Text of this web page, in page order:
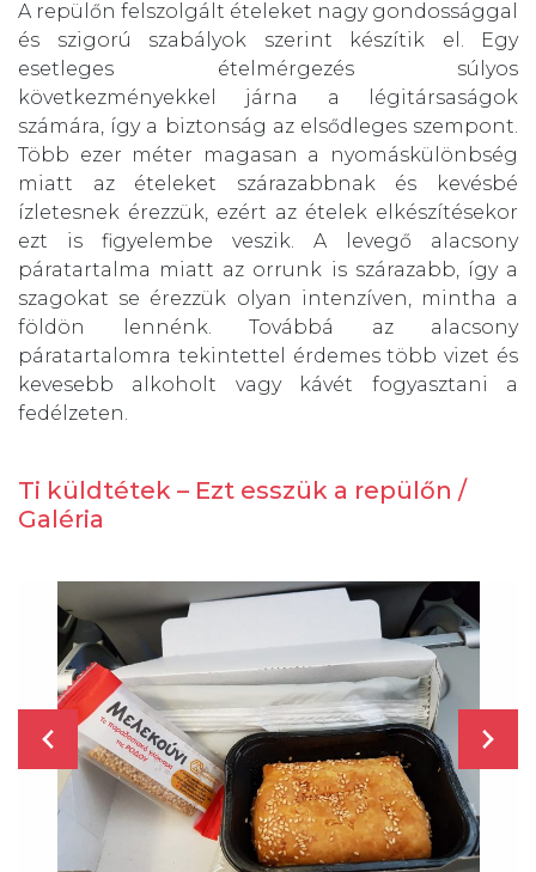
A repülőn felszolgált ételeket nagy gondossággal
és szigorú szabályok szerint készítik el. Egy
esetleges ételmérgezés súlyos
következményekkel járna a légitársaságok
számára, így a biztonság az elsődleges szempont.
Több ezer méter magasan a nyomáskülönbség
miatt az ételeket szárazabbnak és kevésbé
ízletesnek érezzük, ezért az ételek elkészítésekor
ezt is figyelembe veszik. A levegő alacsony
páratartalma miatt az orrunk is szárazabb, így a
szagokat se érezzük olyan intenzíven, mintha a
földön lennénk. Továbbá az alacsony
páratartalomra tekintettel érdemes több vizet és
kevesebb alkoholt vagy kávét fogyasztani a
fedélzeten.
Ti küldtétek – Ezt esszük a repülőn /
Galéria